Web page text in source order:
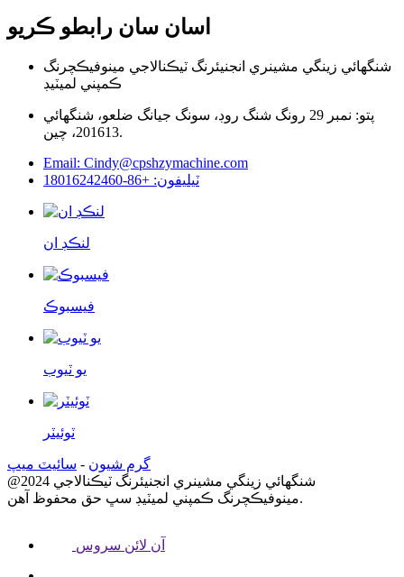
اسان سان رابطو ڪريو
شنگھائي زينگي مشينري انجنيئرنگ ٽيڪنالاجي مينوفيڪچرنگ
ڪمپني لميٽيڊ
پتو: نمبر 29 رونگ شنگ روڊ، سونگ جيانگ ضلعو، شنگھائي
201613، چين.
Email: Cindy@cpshzymachine.com
ٽيليفون: +86-18016242460
لنڪڊ ان
فيسبوڪ
يو ٽيوب
ٽوئيٽر
گرم شيون - سائيٽ ميپ
@2024 شنگھائي زينگي مشينري انجنيئرنگ ٽيڪنالاجي
مينوفيڪچرنگ ڪمپني لميٽيڊ سڀ حق محفوظ آهن.
آن لائن سروس